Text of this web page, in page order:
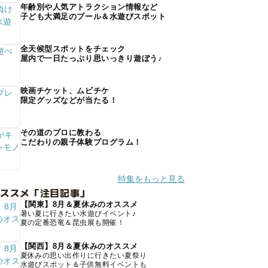
年齢別や人気アトラクション情報など
子ども大満足のプール＆水遊びスポット
全天候型スポットをチェック
屋内で一日たっぷり思いっきり遊ぼう♪
映画チケット、ムビチケ
限定グッズなどが当たる！
その道のプロに教わる
こだわりの親子体験プログラム！
特集をもっと見る
スメ「注目記事」
【関東】8月＆夏休みのオススメ
暑い夏に行きたい水遊びイベント♪
夏の定番恐竜＆昆虫展も開催！
【関西】8月＆夏休みのオススメ
夏休みの思い出作りに行きたい夏祭り
水遊びスポット＆子供無料イベントも